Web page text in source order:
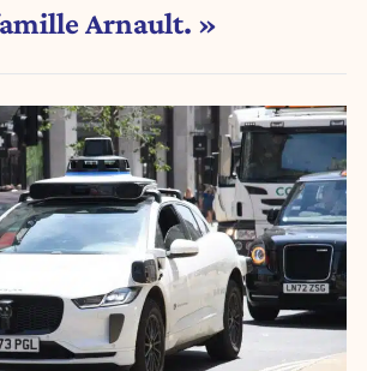
Arnault. »